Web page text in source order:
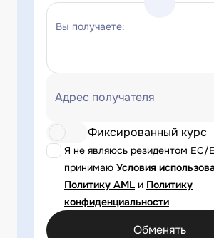
Вы получаете:
Адрес получателя
Я не являюсь резидентом ЕС/
принимаю Условия
Политику AML и Политику
конфиденциальности
Фиксированный курс
Обменять